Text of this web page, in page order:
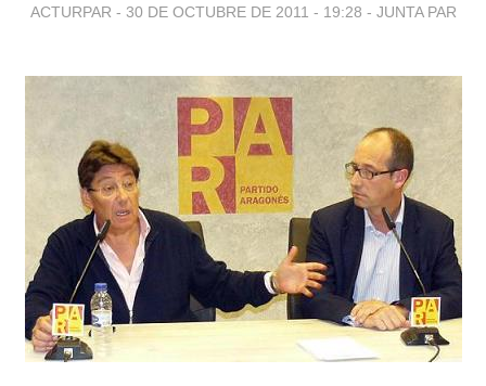
ACTURPAR - 30 DE OCTUBRE DE 2011 - 19:28 - JUNTA PAR